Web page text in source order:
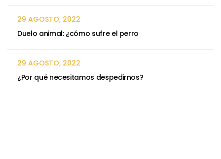
29 AGOSTO, 2022
Duelo animal: ¿cómo sufre el perro
29 AGOSTO, 2022
¿Por qué necesitamos despedirnos?